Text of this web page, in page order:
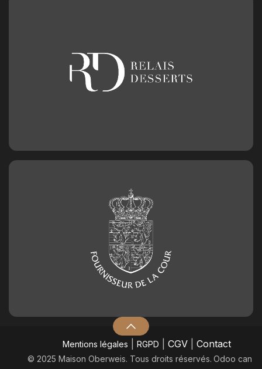
Mentions légales RGPD CGV| Contact
© 2025 Maison Oberweis. Tous droits réservés. ​Odoo can